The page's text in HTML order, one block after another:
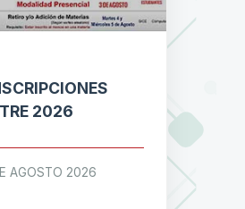
2026
AGOSTO 2026